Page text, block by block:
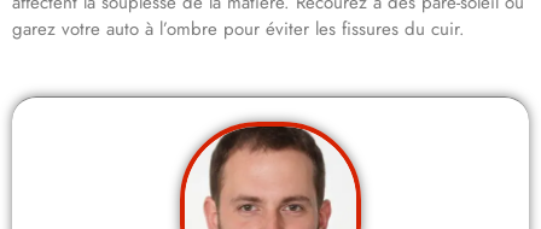
garez votre auto à l’ombre pour éviter les fissures du cuir.